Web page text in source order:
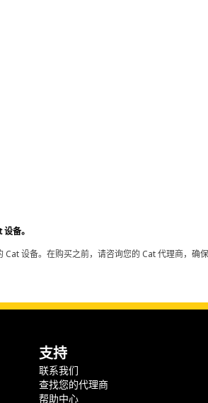
备。
设备。在购买之前，请咨询您的 Cat 代理商，
支持
联系我们
查找您的代理商
帮助中心